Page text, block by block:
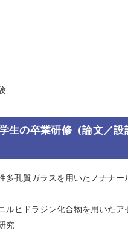
生の卒業研修（論文／設
多孔質ガラスを用いたノナナー
ルヒドラジン化合物を用いたア
究